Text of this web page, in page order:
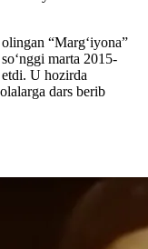
“Marg‘iyona”
marta 2015-
U hozirda
dars berib